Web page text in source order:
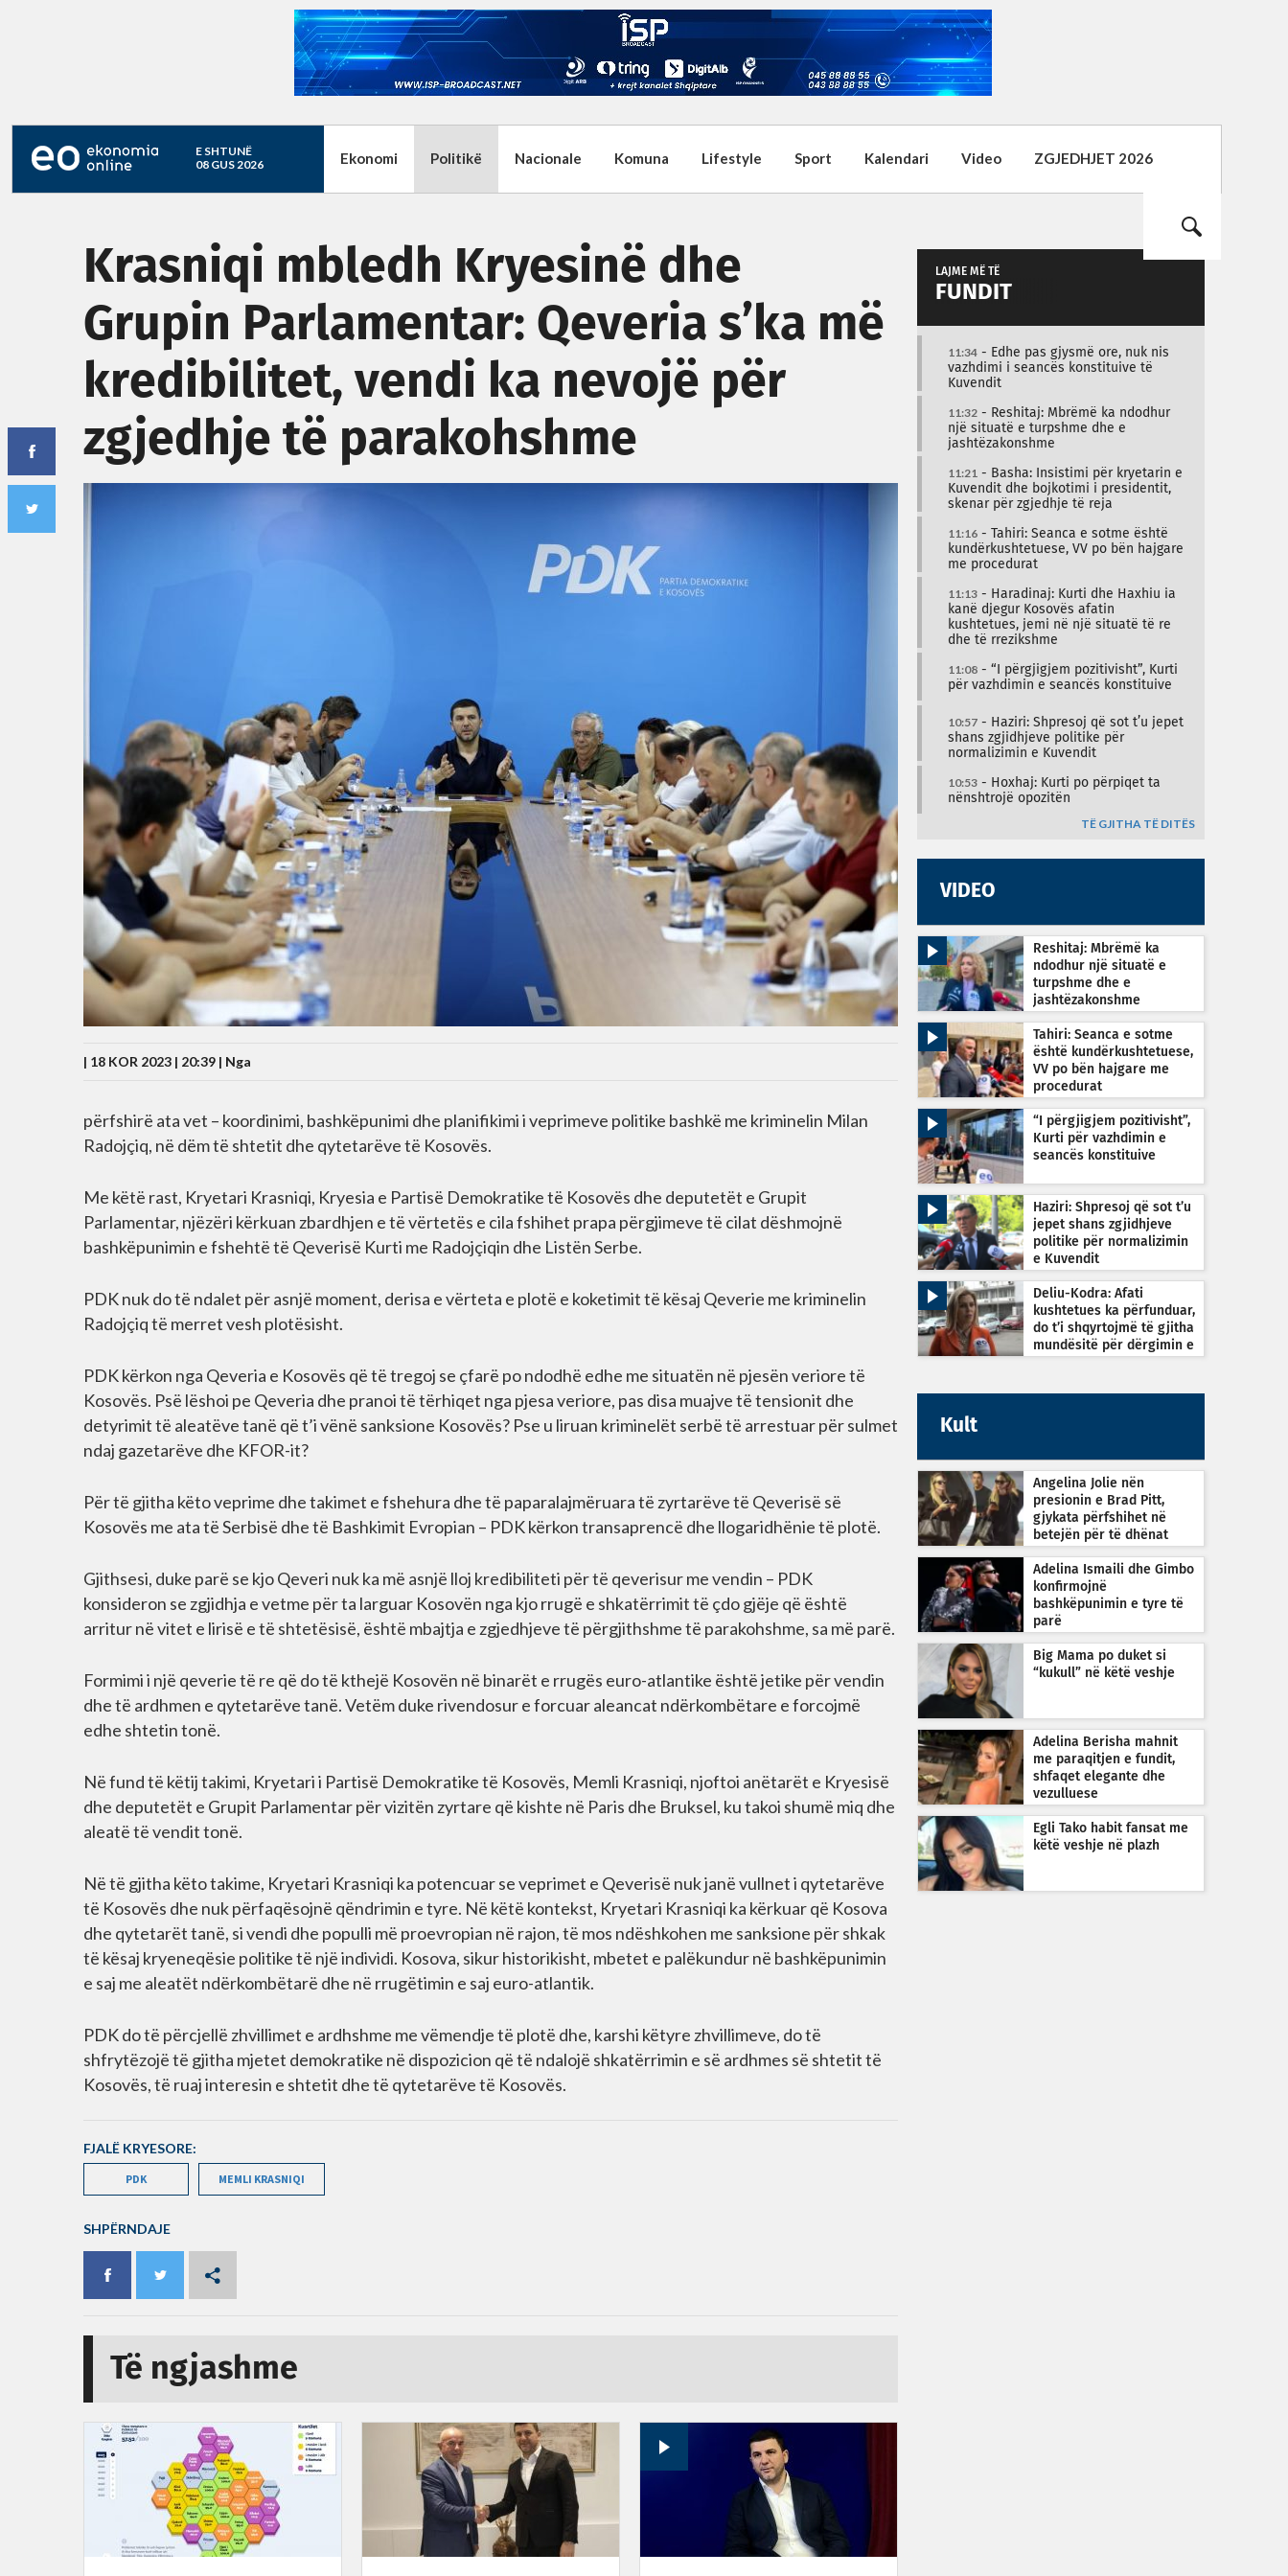
E SHTUNË
08 GUS 2026
Ekonomi Politikë Nacionale Komuna Lifestyle Sport Kalendari Video ZGJEDHJET 2026
Krasniqi mbledh Kryesinë dhe
Grupin Parlamentar: Qeveria s’ka më
kredibilitet, vendi ka nevojë për
zgjedhje të parakohshme
| 18 KOR 2023 | 20:39 | Nga
përfshirë ata vet – koordinimi, bashkëpunimi dhe planifikimi i veprimeve politike bashkë me kriminelin Milan
Radojçiq, në dëm të shtetit dhe qytetarëve të Kosovës.
Me këtë rast, Kryetari Krasniqi, Kryesia e Partisë Demokratike të Kosovës dhe deputetët e Grupit
Parlamentar, njëzëri kërkuan zbardhjen e të vërtetës e cila fshihet prapa përgjimeve të cilat dëshmojnë
bashkëpunimin e fshehtë të Qeverisë Kurti me Radojçiqin dhe Listën Serbe.
PDK nuk do të ndalet për asnjë moment, derisa e vërteta e plotë e koketimit të kësaj Qeverie me kriminelin
Radojçiq të merret vesh plotësisht.
PDK kërkon nga Qeveria e Kosovës që të tregoj se çfarë po ndodhë edhe me situatën në pjesën veriore të
Kosovës. Psë lëshoi pe Qeveria dhe pranoi të tërhiqet nga pjesa veriore, pas disa muajve të tensionit dhe
detyrimit të aleatëve tanë që t’i vënë sanksione Kosovës? Pse u liruan kriminelët serbë të arrestuar për sulmet
ndaj gazetarëve dhe KFOR-it?
Për të gjitha këto veprime dhe takimet e fshehura dhe të paparalajmëruara të zyrtarëve të Qeverisë së
Kosovës me ata të Serbisë dhe të Bashkimit Evropian – PDK kërkon transaprencë dhe llogaridhënie të plotë.
Gjithsesi, duke parë se kjo Qeveri nuk ka më asnjë lloj kredibiliteti për të qeverisur me vendin – PDK
konsideron se zgjidhja e vetme për ta larguar Kosovën nga kjo rrugë e shkatërrimit të çdo gjëje që është
arritur në vitet e lirisë e të shtetësisë, është mbajtja e zgjedhjeve të përgjithshme të parakohshme, sa më parë.
Formimi i një qeverie të re që do të kthejë Kosovën në binarët e rrugës euro-atlantike është jetike për vendin
dhe të ardhmen e qytetarëve tanë. Vetëm duke rivendosur e forcuar aleancat ndërkombëtare e forcojmë
edhe shtetin tonë.
Në fund të këtij takimi, Kryetari i Partisë Demokratike të Kosovës, Memli Krasniqi, njoftoi anëtarët e Kryesisë
dhe deputetët e Grupit Parlamentar për vizitën zyrtare që kishte në Paris dhe Bruksel, ku takoi shumë miq dhe
aleatë të vendit tonë.
Në të gjitha këto takime, Kryetari Krasniqi ka potencuar se veprimet e Qeverisë nuk janë vullnet i qytetarëve
të Kosovës dhe nuk përfaqësojnë qëndrimin e tyre. Në këtë kontekst, Kryetari Krasniqi ka kërkuar që Kosova
dhe qytetarët tanë, si vendi dhe populli më proevropian në rajon, të mos ndëshkohen me sanksione për shkak
të kësaj kryeneqësie politike të një individi. Kosova, sikur historikisht, mbetet e palëkundur në bashkëpunimin
e saj me aleatët ndërkombëtarë dhe në rrugëtimin e saj euro-atlantik.
PDK do të përcjellë zhvillimet e ardhshme me vëmendje të plotë dhe, karshi këtyre zhvillimeve, do të
shfrytëzojë të gjitha mjetet demokratike në dispozicion që të ndalojë shkatërrimin e së ardhmes së shtetit të
Kosovës, të ruaj interesin e shtetit dhe të qytetarëve të Kosovës.
FJALË KRYESORE:
PDK MEMLI KRASNIQI
SHPËRNDAJE
Të ngjashme
LAJME MË TË
FUNDIT
11:34 - Edhe pas gjysmë ore, nuk nis
vazhdimi i seancës konstituive të
Kuvendit
11:32 - Reshitaj: Mbrëmë ka ndodhur
një situatë e turpshme dhe e
jashtëzakonshme
11:21 - Basha: Insistimi për kryetarin e
Kuvendit dhe bojkotimi i presidentit,
skenar për zgjedhje të reja
11:16 - Tahiri: Seanca e sotme është
kundërkushtetuese, VV po bën hajgare
me procedurat
11:13 - Haradinaj: Kurti dhe Haxhiu ia
kanë djegur Kosovës afatin
kushtetues, jemi në një situatë të re
dhe të rrezikshme
11:08 - “I përgjigjem pozitivisht”, Kurti
për vazhdimin e seancës konstituive
10:57 - Haziri: Shpresoj që sot t’u jepet
shans zgjidhjeve politike për
normalizimin e Kuvendit
10:53 - Hoxhaj: Kurti po përpiqet ta
nënshtrojë opozitën
TË GJITHA TË DITËS
VIDEO
Reshitaj: Mbrëmë ka
ndodhur një situatë e
turpshme dhe e
jashtëzakonshme
Tahiri: Seanca e sotme
është kundërkushtetuese,
VV po bën hajgare me
procedurat
“I përgjigjem pozitivisht”,
Kurti për vazhdimin e
seancës konstituive
Haziri: Shpresoj që sot t’u
jepet shans zgjidhjeve
politike për normalizimin
e Kuvendit
Deliu-Kodra: Afati
kushtetues ka përfunduar,
do t’i shqyrtojmë të gjitha
mundësitë për dërgimin e
Kult
Angelina Jolie nën
presionin e Brad Pitt,
gjykata përfshihet në
betejën për të dhënat
Adelina Ismaili dhe Gimbo
konfirmojnë
bashkëpunimin e tyre të
parë
Big Mama po duket si
“kukull” në këtë veshje
Adelina Berisha mahnit
me paraqitjen e fundit,
shfaqet elegante dhe
vezulluese
Egli Tako habit fansat me
këtë veshje në plazh